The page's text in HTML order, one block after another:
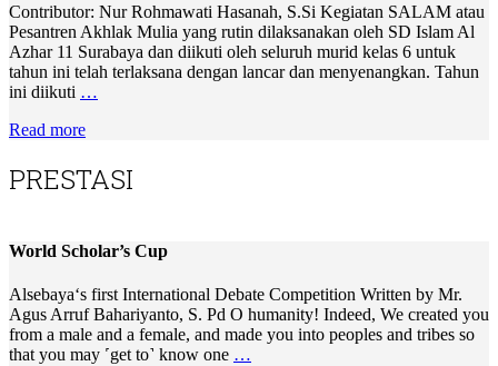
Contributor: Nur Rohmawati Hasanah, S.Si Kegiatan SALAM atau
Pesantren Akhlak Mulia yang rutin dilaksanakan oleh SD Islam Al
Azhar 11 Surabaya dan diikuti oleh seluruh murid kelas 6 untuk
tahun ini telah terlaksana dengan lancar dan menyenangkan. Tahun
ini diikuti …
Read more
PRESTASI
World Scholar’s Cup
Alsebaya‘s first International Debate Competition Written by Mr.
Agus Arruf Bahariyanto, S. Pd O humanity! Indeed, We created you
from a male and a female, and made you into peoples and tribes so
that you may ˹get to˺ know one …